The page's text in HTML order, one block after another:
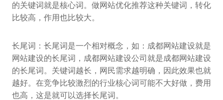
的关键词就是核心词。做网站优化推荐这种关键词，转化
比较高，作用也比较大。
长尾词：长尾词是一个相对概念，如：成都网站建设就是
网站建设的长尾词，成都网站建设公司就是成都网站建设
的长尾词。关键词越长，网民需求越明确，因此效果也就
越好。在竞争比较激烈的行业核心词可能不大好做，费用
也高，这是就可以选择长尾词。